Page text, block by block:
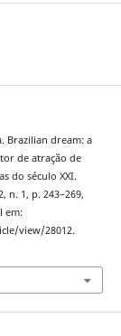
Brazilian dream: a
de atração de
do século XXI.
n. 1, p. 243–269,
em:
view/28012.